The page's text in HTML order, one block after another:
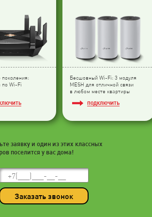
поколения:
по Wi-Fi
Бесшовный Wi-Fi: 3 модуля
МESH для отличной связи
в любом месте квартиры
ПОДКЛЮЧИТЬ
заявку и один из этих классных
поселится у вас дома!
Заказать звонок